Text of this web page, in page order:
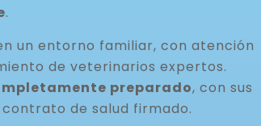
.
un entorno familiar, con atención
de veterinarios expertos.
preparado, con sus
de salud firmado.